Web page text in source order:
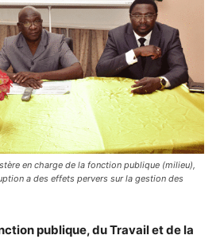
en charge de la fonction publique (milieu),
a des effets pervers sur la gestion des
publique, du Travail et de la